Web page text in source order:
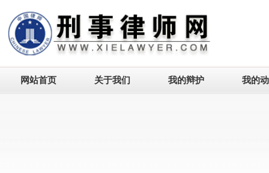
网站首页 关于我们 我的辩护 我的